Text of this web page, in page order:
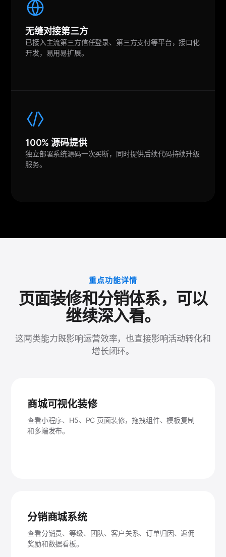
无缝对接第三方
已接入主流第三方信任登录、第三方支付等平台，接口化
开发，易用易扩展。
100% 源码提供
独立部署系统源码一次买断，同时提供后续代码持续升级
服务。
重点功能详情
页面装修和分销体系，可以
继续深入看。
这两类能力既影响运营效率，也直接影响活动转化和
增长闭环。
商城可视化装修
查看小程序、H5、PC 页面装修，拖拽组件、模板复制
和多端发布。
分销商城系统
查看分销员、等级、团队、客户关系、订单归因、返佣
奖励和数据看板。